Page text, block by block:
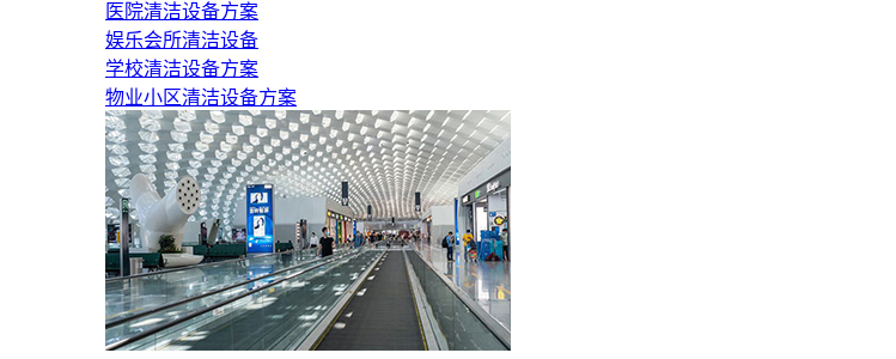
医院清洁设备方案
娱乐会所清洁设备
学校清洁设备方案
物业小区清洁设备方案